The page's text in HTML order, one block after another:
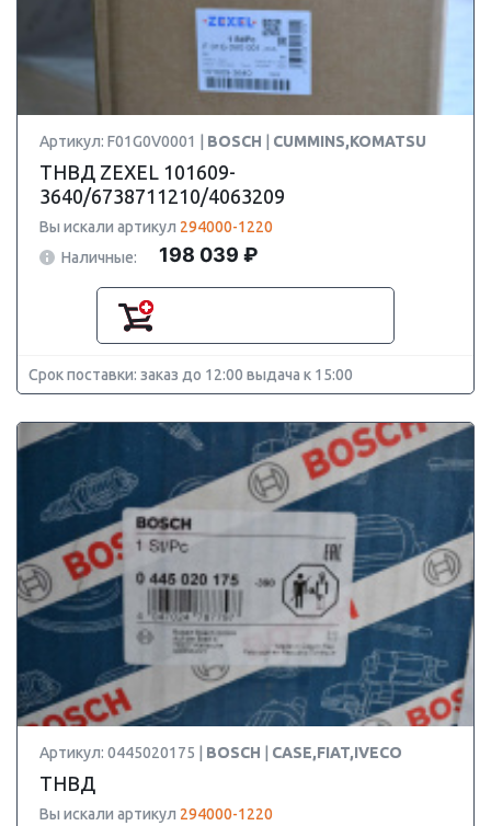
Артикул: F01G0V0001 | BOSCH CUMMINS,KOMATSU
ТНВД ZEXEL 101609-
3640/6738711210/4063209
Вы искали артикул 294000-1220
Наличные:
198 039 ₽
Срок поставки: заказ до 12:00 выдача к 15:00
Артикул: 0445020175 | BOSCH CASE,FIAT,IVECO
ТНВД
Вы искали артикул 294000-1220